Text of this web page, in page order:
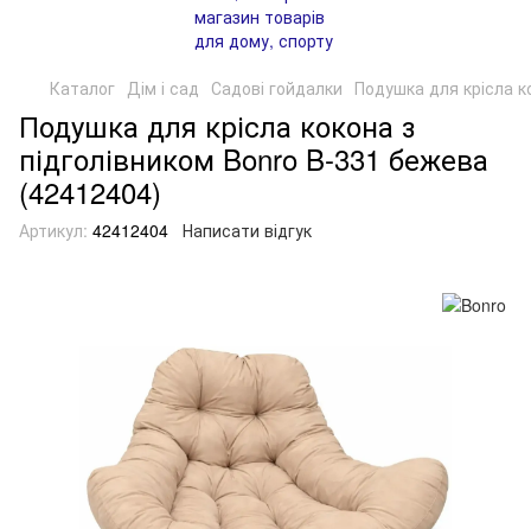
Каталог Дім і сад Садові гойдалки Подушка для крісла
Подушка для крісла кокона з
підголівником Bonro B-331 бежева
(42412404)
Артикул: 42412404 Написати відгук